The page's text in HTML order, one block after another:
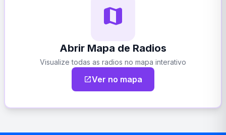
map
Abrir Mapa de Radios
Visualize todas as radios no mapa interativo
open_in_newVer no mapa